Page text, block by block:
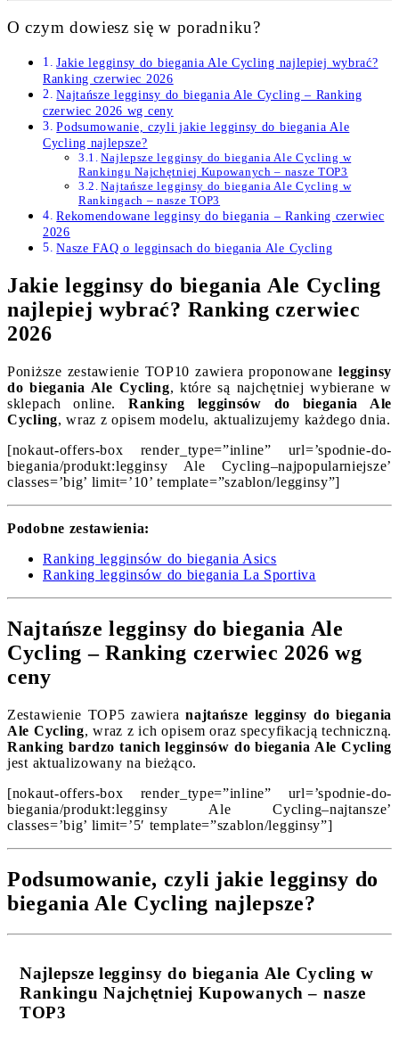
O czym dowiesz się w poradniku?
Jakie legginsy do biegania Ale Cycling najlepiej wybrać?
Ranking czerwiec 2026
Najtańsze legginsy do biegania Ale Cycling – Ranking
czerwiec 2026 wg ceny
Podsumowanie, czyli jakie legginsy do biegania Ale
Cycling najlepsze?
Najlepsze legginsy do biegania Ale Cycling w
Rankingu Najchętniej Kupowanych – nasze TOP3
Najtańsze legginsy do biegania Ale Cycling w
Rankingach – nasze TOP3
Rekomendowane legginsy do biegania – Ranking czerwiec
2026
Nasze FAQ o legginsach do biegania Ale Cycling
Jakie legginsy do biegania Ale Cycling
najlepiej wybrać? Ranking czerwiec
2026
Poniższe zestawienie TOP10 zawiera proponowanelegginsy
do biegania Ale Cycling, które są najchętniej wybierane w
sklepach online. Ranking legginsów do biegania Ale
Cycling, wraz z opisem modelu, aktualizujemy każdego dnia.
[nokaut-offers-box render_type=”inline” url=’spodnie-do-
biegania/produkt:legginsy Ale Cycling–najpopularniejsze’
classes=’big’ limit=’10’ template=”szablon/legginsy”]
Podobne zestawienia:
Ranking legginsów do biegania Asics
Ranking legginsów do biegania La Sportiva
Najtańsze legginsy do biegania Ale
Cycling – Ranking czerwiec 2026 wg
ceny
Zestawienie TOP5 zawieranajtańsze legginsy do biegania
Ale Cycling, wraz z ich opisem oraz specyfikacją techniczną.
Ranking bardzo tanich legginsów do biegania Ale Cycling
jest aktualizowany na bieżąco.
[nokaut-offers-box render_type=”inline” url=’spodnie-do-
biegania/produkt:legginsy Ale Cycling–najtansze’
classes=’big’ limit=’5′ template=”szablon/legginsy”]
Podsumowanie, czyli jakie legginsy do
biegania Ale Cycling najlepsze?
Najlepsze legginsy do biegania Ale Cycling w
Rankingu Najchętniej Kupowanych – nasze
TOP3